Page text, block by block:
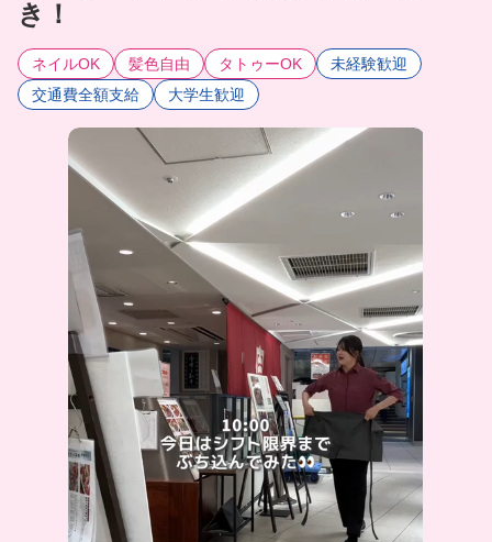
き！
ネイルOK 髪色自由 タトゥーOK
未経験歓迎
交通費全額支給
大学生歓迎